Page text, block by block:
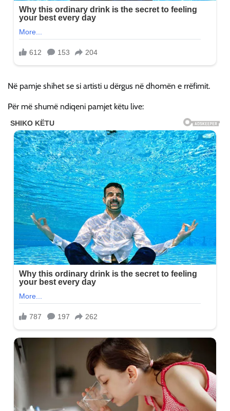
Në pamje shihet se si artisti u dërgus në dhomën e rrëfimit.
Për më shumë ndiqeni pamjet këtu live: